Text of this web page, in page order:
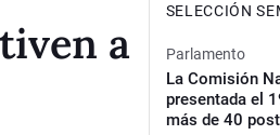
a
SELECCIÓN
Parlamento
La Comisión
presentada el
más de 40